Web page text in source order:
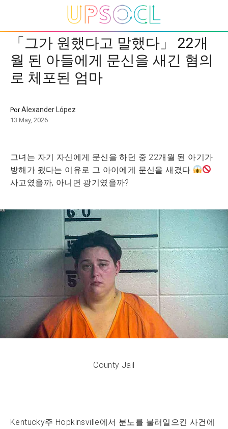
「그가 원했다고 말했다」 22개
월 된 아들에게 문신을 새긴 혐의
로 체포된 엄마
PorAlexander López
13 May, 2026
그녀는 자기 자신에게 문신을 하던 중 22개월 된 아기가
방해가 됐다는 이유로 그 아이에게 문신을 새겼다
사고였을까, 아니면 광기였을까?
County Jail
Kentucky주 Hopkinsville에서 분노를 불러일으킨 사건에